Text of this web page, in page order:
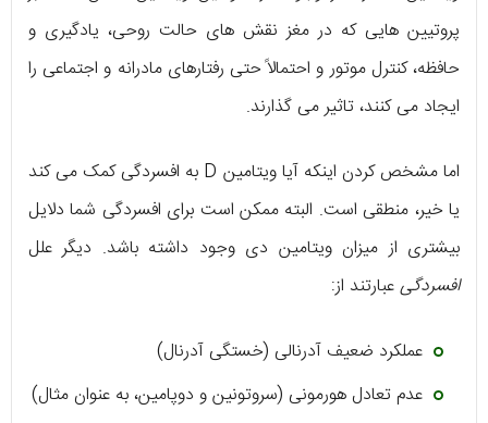
پروتیین هایی که در مغز نقش های حالت روحی، یادگیری و
حافظه، کنترل موتور و احتمالاً حتی رفتارهای مادرانه و اجتماعی را
ایجاد می کنند، تاثیر می گذارند.
اما مشخص کردن اینکه آیا ویتامین D به افسردگی کمک می کند
یا خیر، منطقی است. البته ممکن است برای افسردگی شما دلایل
بیشتری از میزان ویتامین دی وجود داشته باشد. دیگر علل
افسردگیعبارتند از:
عملکرد ضعیف آدرنالی (خستگی آدرنال)
عدم تعادل هورمونی (سروتونین و دوپامین، به عنوان مثال)